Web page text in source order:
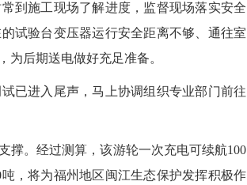
到施工现场了解进度，监督现场落实安全
试验台变压器运行安全距离不够、通往室
为后期送电做好充足准备。
进入尾声，马上协调组织专业部门前往
。经过测算，该游轮一次充电可续航100
，将为福州地区闽江生态保护发挥积极作